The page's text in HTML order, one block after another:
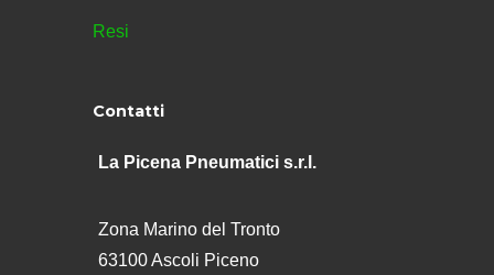
Resi
Contatti
La Picena Pneumatici s.r.l.
Zona Marino del Tronto
63100 Ascoli Piceno